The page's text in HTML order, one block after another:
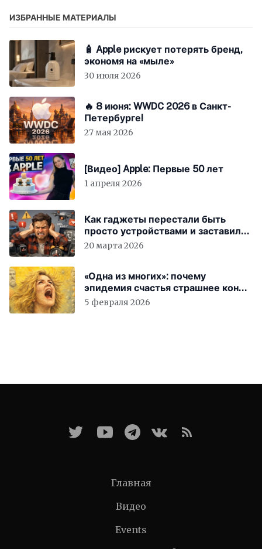
ИЗБРАННЫЕ МАТЕРИАЛЫ
🧴 Apple рискует потерять бренд,
экономя на «мыле»
30 июля 2026
🔥 8 июня: WWDC 2026 в Санкт-
Петербурге!
27 мая 2026
[Видео] Apple: Первые 50 лет
1 апреля 2026
Как гаджеты перестали быть
просто устройствами и заставили
вас бесплатно работать
20 марта 2026
«Одна из многих»: почему
эпидемия счастья страшнее конца
света
5 февраля 2026
Главная
Видео
Events